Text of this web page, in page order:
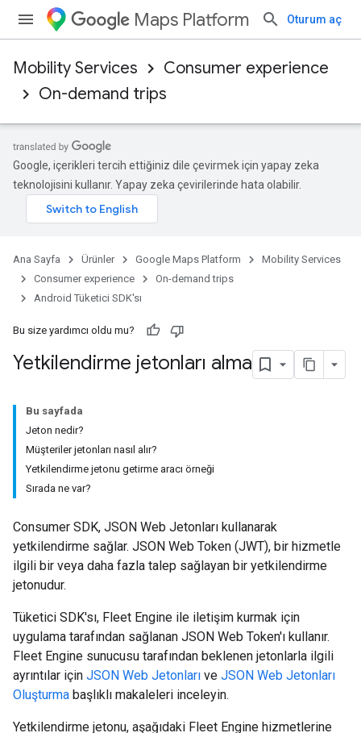
Maps Platform Oturum aç
Mobility Services
Consumer experience
On-demand trips
Google, içerikleri tercih ettiğiniz dile çevirmek için yapay zeka
teknolojisini kullanır. Yapay zeka çevirilerinde hata olabilir.
Ana Sayfa Ürünler Google Maps Platform
Mobility Services
Consumer experience
On-demand trips
Android Tüketici SDK'sı
Bu size yardımcı oldu mu?
Yetkilendirme jetonları alma
Bu sayfada
Jeton nedir?
Müşteriler jetonları nasıl alır?
Yetkilendirme jetonu getirme aracı örneği
Sırada ne var?
Consumer SDK, JSON Web Jetonları kullanarak
yetkilendirme sağlar. JSON Web Token (JWT), bir hizmetle
ilgili bir veya daha fazla talep sağlayan bir yetkilendirme
jetonudur.
Tüketici SDK'sı, Fleet Engine ile iletişim kurmak için
uygulama tarafından sağlanan JSON Web Token'ı kullanır.
Fleet Engine sunucusu tarafından beklenen jetonlarla ilgili
ayrıntılar için JSON Web Jetonları ve JSON Web Jetonları
Oluşturma başlıklı makaleleri inceleyin.
Yetkilendirme jetonu, aşağıdaki Fleet Engine hizmetlerine